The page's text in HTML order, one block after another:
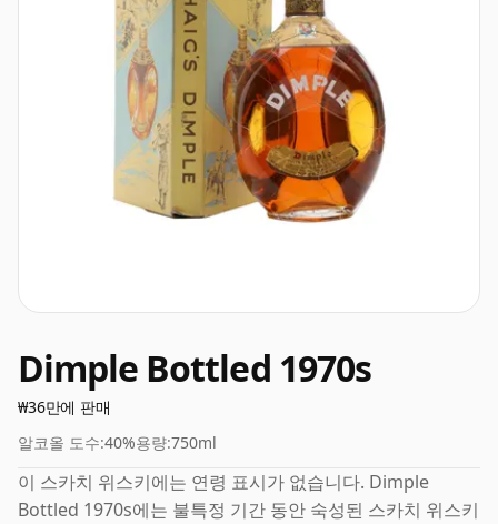
Dimple Bottled 1970s
₩36만에 판매
알코올 도수:40%용량:750ml
이 스카치 위스키에는 연령 표시가 없습니다. Dimple
Bottled 1970s에는 불특정 기간 동안 숙성된 스카치 위스키